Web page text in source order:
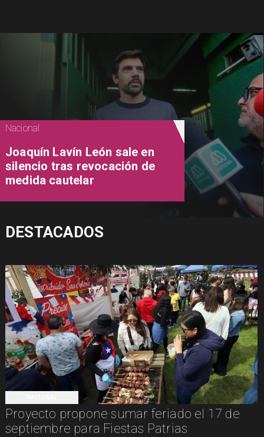
Proyecto propone sumar feriado el 17 de
septiembre para Fiestas Patrias
Nacional
Joaquín Lavín León sale en
silencio tras revocación de
medida cautelar
DESTACADOS